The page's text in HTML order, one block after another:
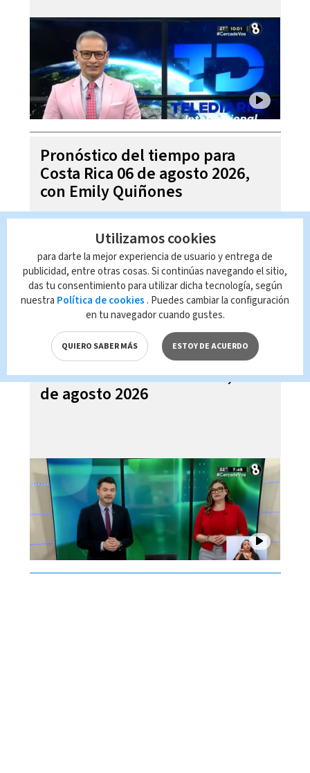
Pronóstico del tiempo para
Costa Rica 06 de agosto 2026,
con Emily Quiñones
Noticias Telediario Estelar, 05
de agosto 2026
Utilizamos cookies
para darte la mejor experiencia de usuario y entrega de
publicidad, entre otras cosas. Si continúas navegando el sitio,
das tu consentimiento para utilizar dicha tecnología, según
nuestra Política de cookies . Puedes cambiar la configuración
en tu navegador cuando gustes.
QUIERO SABER MÁS ESTOY DE ACUERDO